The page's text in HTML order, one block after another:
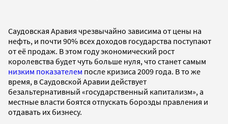
Саудовская Аравия чрезвычайно зависима от цены на
нефть, и почти 90% всех доходов государства поступают
от её продаж. В этом году экономический рост
королевства будет чуть больше нуля, что станет самым
низким показателем после кризиса 2009 года. В то же
время, в Саудовской Аравии действует
безальтернативный «государственный капитализм», а
местные власти боятся отпускать борозды правления и
отдавать их бизнесу.